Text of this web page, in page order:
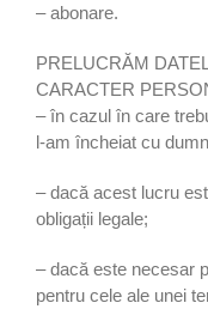
– abonare.
PRELUCRĂM
CARACTER
– în cazul în care
l-am încheiat cu
– dacă acest lucru
obligații legale;
– dacă este necesar
pentru cele ale unei